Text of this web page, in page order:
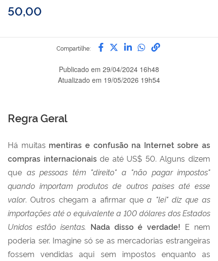
50,00
Compartilhe: Compartilhe por Facebook
Compartilhe por Twitter
Compartilhe por
Compartilhe por
link para
Publicado em 29/04/2024 16h48
Atualizado em 19/05/2026 19h54
Regra Geral
Há muitas mentiras e confusão na Internet sobre as
compras internacionaisde até US$ 50. Alguns dizem
que as pessoas têm "direito" a "não pagar impostos"
quando importam produtos de outros países até esse
valor. Outros chegam a afirmar quea "lei" diz que as
importações até o equivalente a 100 dólares dos Estados
Unidos estão isentas. Nada disso é verdade! E nem
poderia ser. Imagine só se as mercadorias estrangeiras
fossem vendidas aqui sem impostos enquanto as